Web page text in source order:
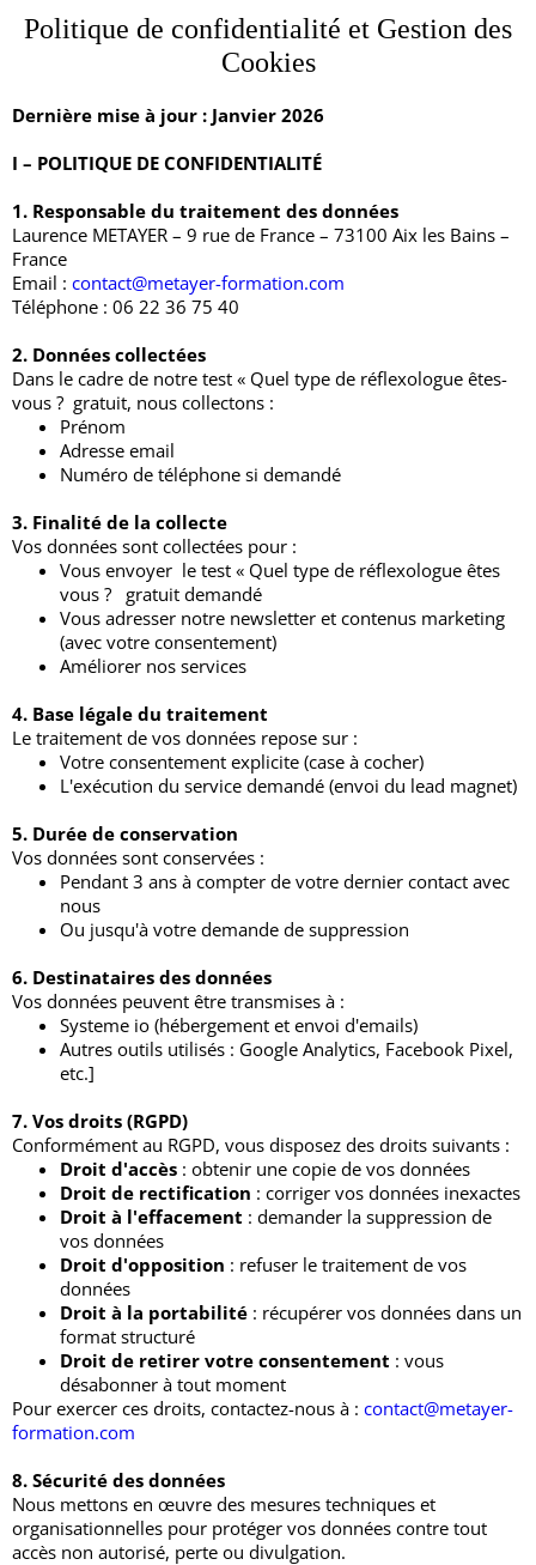
Politique de confidentialité et Gestion des
Cookies
Dernière mise à jour : Janvier 2026
I – POLITIQUE DE CONFIDENTIALITÉ
1. Responsable du traitement des données
Laurence METAYER – 9 rue de France – 73100 Aix les Bains –
France
Email : contact@metayer-formation.com
Téléphone : 06 22 36 75 40
2. Données collectées
Dans le cadre de notre test « Quel type de réflexologue êtes-
vous ? gratuit, nous collectons :
Prénom
Adresse email
Numéro de téléphone si demandé
3. Finalité de la collecte
Vos données sont collectées pour :
Vous envoyer le test « Quel type de réflexologue êtes
vous ? gratuit demandé
Vous adresser notre newsletter et contenus marketing
(avec votre consentement)
Améliorer nos services
4. Base légale du traitement
Le traitement de vos données repose sur :
Votre consentement explicite (case à cocher)
L'exécution du service demandé (envoi du lead magnet)
5. Durée de conservation
Vos données sont conservées :
Pendant 3 ans à compter de votre dernier contact avec
nous
Ou jusqu'à votre demande de suppression
6. Destinataires des données
Vos données peuvent être transmises à :
Systeme io (hébergement et envoi d'emails)
Autres outils utilisés : Google Analytics, Facebook Pixel,
etc.]
7. Vos droits (RGPD)
Conformément au RGPD, vous disposez des droits suivants :
Droit d'accès : obtenir une copie de vos données
Droit de rectification : corriger vos données inexactes
Droit à l'effacement : demander la suppression de
vos données
Droit d'opposition : refuser le traitement de vos
données
Droit à la portabilité : récupérer vos données dans un
format structuré
Droit de retirer votre consentement : vous
désabonner à tout moment
Pour exercer ces droits, contactez-nous à : contact@metayer-
formation.com
8. Sécurité des données
Nous mettons en œuvre des mesures techniques et
organisationnelles pour protéger vos données contre tout
accès non autorisé, perte ou divulgation.